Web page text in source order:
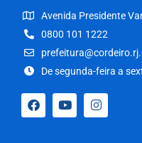
Avenida Presidente
0800 101 1222
De segunda-feira a